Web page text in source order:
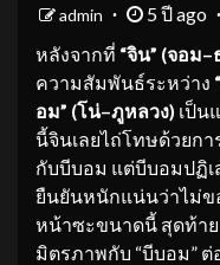
admin 5 ปี ago
หลังจากที่ “จิน” (จอม–
ความสัมพันธ์ระหว่าง “
อม” (โน่–ภูหลวง) เป็น
นี้จินเลยไถ่โทษด้วยก
กับบีบอม แต่บีบอมปฏิ
ยืนยันหนักแน่นว่าไม่ข
หน้าซะขนาดนี้ สุดท้าย
มิตรภาพกับ “บีบอม”